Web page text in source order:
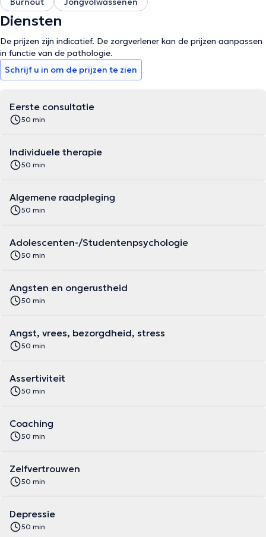
Diensten
De prijzen zijn indicatief. De zorgverlener kan de prijzen aanpassen
in functie van de pathologie.
Schrijf u in om de prijzen te zien
Eerste consultatie
50 min
Individuele therapie
50 min
Algemene raadpleging
50 min
Adolescenten-/Studentenpsychologie
50 min
Angsten en ongerustheid
50 min
Angst, vrees, bezorgdheid, stress
50 min
Assertiviteit
50 min
Coaching
50 min
Zelfvertrouwen
50 min
Depressie
50 min